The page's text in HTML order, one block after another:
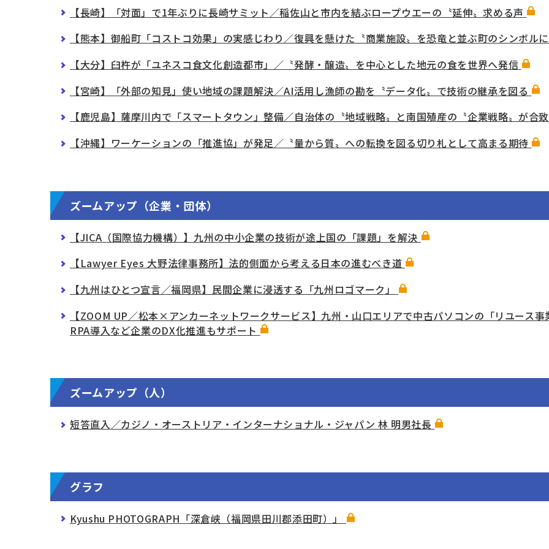
【長崎】「対面」で1年ぶりに長崎サミット／稲佐山と市内を結ぶロープウエーの〝延伸〟求める声
【熊本】御船町「コストコ効果」の実感じわり／復興を懸けた〝商業施設〟を恐竜と並ぶ町のシンボルに
【大分】臼杵が「ユネスコ食文化創造都市」／〝発酵・醸造〟を中心とした地元の食を世界へ発信
【宮崎】「外部の知見」使い地域の課題解決／AI活用し漁師の勘を〝データ化〟で技術の継承を図る
【鹿児島】薩摩川内で「スマートタウン」整備／自治体の〝地域戦略〟と南国殖産の〝企業戦略〟が合致
【沖縄】ワーケーションの「推進協」が発足／〝量から質〟への転換を図る切り札として高まる期待
ズームアップ（企業・団体）
【JICA（国際協力機構）】九州の中小企業の技術が途上国の「課題」を解決
【Lawyer Eyes 大野法律事務所】法的側面から考える日本の進むべき道
【九州はひとつ宣言／福岡県】民間企業に浸透する「九州ロゴマーク」
【ZOOM UP／松本×アンカーネットワークサービス】九州・山口エリアで中古パソコンの「リユース
RPA導入など企業のDX化推進もサポート
ズームアップ（人）
短答直入／カジノ・オーストリア・インターナショナル・ジャパン 林 明男社長
グラフ
Kyushu PHOTOGRAPH「深倉峡（福岡県田川郡添田町）」